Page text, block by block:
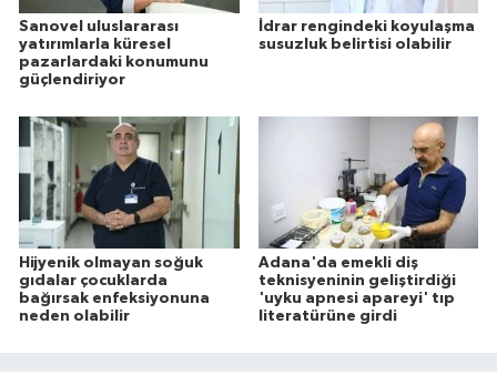
Sanovel uluslararası
yatırımlarla küresel
pazarlardaki konumunu
güçlendiriyor
İdrar rengindeki koyulaşma
susuzluk belirtisi olabilir
Hijyenik olmayan soğuk
gıdalar çocuklarda
bağırsak enfeksiyonuna
neden olabilir
Adana'da emekli diş
teknisyeninin geliştirdiği
'uyku apnesi apareyi' tıp
literatürüne girdi